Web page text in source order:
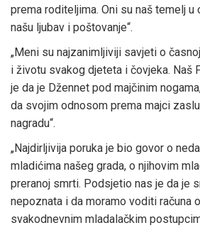
prema roditeljima. Oni su naš temelj u
našu ljubav i poštovanje“.
„Meni su najzanimljiviji savjeti o
i životu svakog djeteta i čovjeka. Naš
je da je Džennet pod majčinim
da svojim odnosom prema majci
nagradu“.
„Najdirljivija poruka je bio govor o
mladićima našeg grada, o njihovim
preranoj smrti. Podsjetio nas je da je
nepoznata i da moramo voditi računa
svakodnevnim mladalačkim